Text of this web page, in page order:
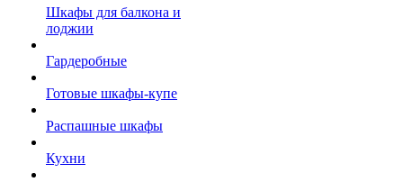
Шкафы для балкона и
лоджии
Гардеробные
Готовые шкафы-купе
Распашные шкафы
Кухни